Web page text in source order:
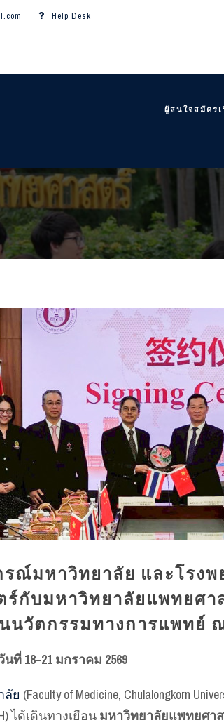
Help Desk
ผู้สนใจสมัครเ
ณ์มหาวิทยาลัย และโรง
กับมหาวิทยาลัยแพทยศา
นวัตกรรมทางการแพทย์
18–21 มกราคม 2569
ย (Faculty of Medicine, Chulalongkorn
ได้เดินทางเยือน มหาวิทยาลัยแพทยศาสต